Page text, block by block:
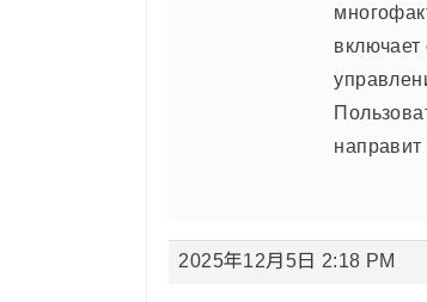
включает
направит
2025年12月5日 2:18 PM